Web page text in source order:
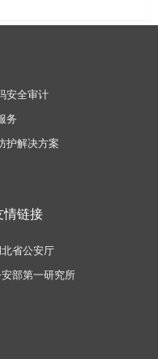
安全审计
务
护解决方案
情链接
省公安厅
部第一研究所